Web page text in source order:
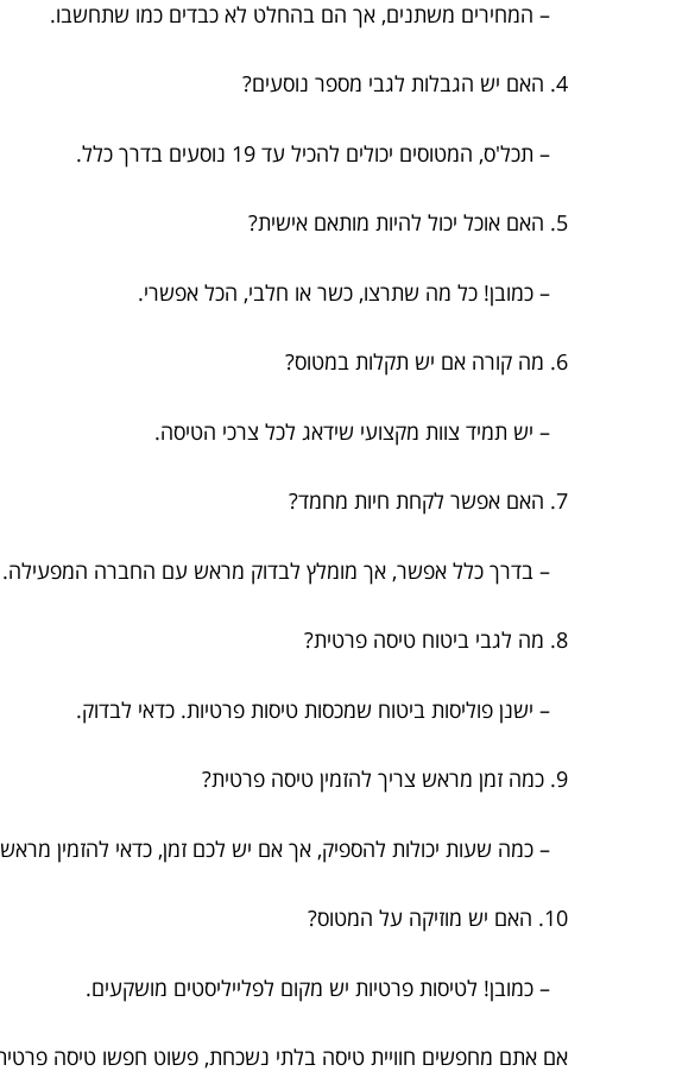
– המחירים משתנים, אך הם בהחלט לא כבדים כמו שתחשבו.
4. האם יש הגבלות לגבי מספר נוסעים?
– תכל'ס, המטוסים יכולים להכיל עד 19 נוסעים בדרך כלל.
5. האם אוכל יכול להיות מותאם אישית?
– כמובן! כל מה שתרצו, כשר או חלבי, הכל אפשרי.
6. מה קורה אם יש תקלות במטוס?
– יש תמיד צוות מקצועי שידאג לכל צרכי הטיסה.
7. האם אפשר לקחת חיות מחמד?
– בדרך כלל אפשר, אך מומלץ לבדוק מראש עם החברה המפעילה.
8. מה לגבי ביטוח טיסה פרטית?
– ישנן פוליסות ביטוח שמכסות טיסות פרטיות. כדאי לבדוק.
9. כמה זמן מראש צריך להזמין טיסה פרטית?
– כמה שעות יכולות להספיק, אך אם יש לכם זמן, כדאי להזמין
10. האם יש מוזיקה על המטוס?
– כמובן! לטיסות פרטיות יש מקום לפלייליסטים מושקעים.
אם אתם מחפשים חוויית טיסה בלתי נשכחת, פשוט חפשו טיסה